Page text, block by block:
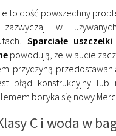
to dość powszechny
w
Sparciałe
powodują, że w aucie
przyczyną
błąd konstrukcyjny lub
boryka się nowy
C i woda w